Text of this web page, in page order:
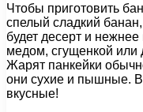
Чтобы приготовить
спелый сладкий
будет десерт и
медом, сгущенкой или
Жарят панкейки
они сухие и пышные.
вкусные!